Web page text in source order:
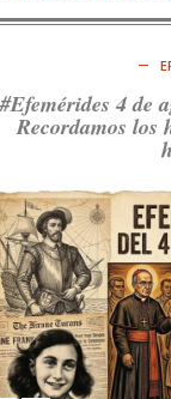
#Efemérides 4 de
Recordamos los